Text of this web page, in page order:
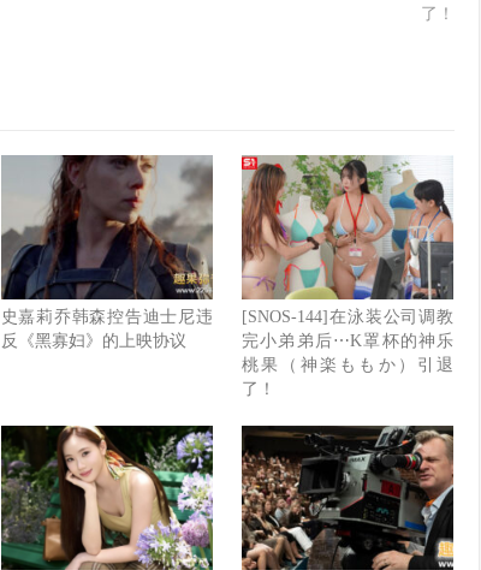
了！
史嘉莉乔韩森控告迪士尼违
反《黑寡妇》的上映协议
[SNOS-144]在泳装公司调教
完小弟弟后⋯K罩杯的神乐
桃果（神楽ももか）引退
了！